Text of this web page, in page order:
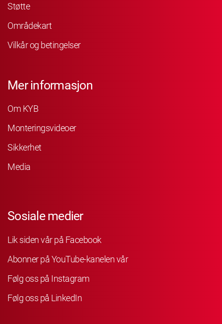
Støtte
Områdekart
Vilkår og betingelser
Mer informasjon
Om KYB
Monteringsvideoer
Sikkerhet
Media
Sosiale medier
Lik siden vår på Facebook
Abonner på YouTube-kanelen vår
Følg oss på Instagram
Følg oss på LinkedIn